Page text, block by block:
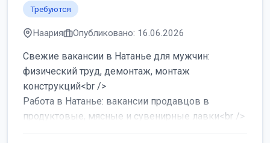
Требуются
Наария Опубликовано: 16.06.2026
Свежие вакансии в Натанье для мужчин:
физический труд, демонтаж, монтаж
конструкций<br />
Работа в Натанье: вакансии продавцов в
продуктовые, мясные и сувенирные лавки<br />
Разнорабочий на сборку м...